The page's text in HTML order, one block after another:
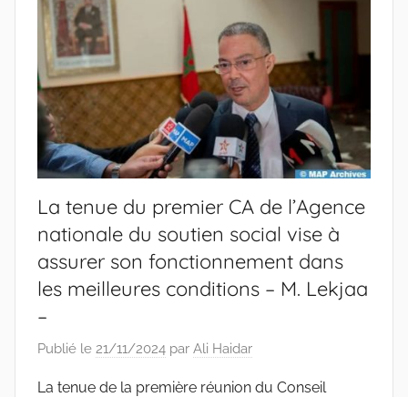
La tenue du premier CA de l’Agence
nationale du soutien social vise à
assurer son fonctionnement dans
les meilleures conditions – M. Lekjaa
–
Publié le 21/11/2024 par Ali Haidar
La tenue de la première réunion du Conseil